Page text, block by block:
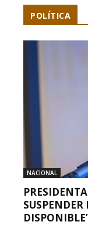
POLÍTICA
NACIONAL